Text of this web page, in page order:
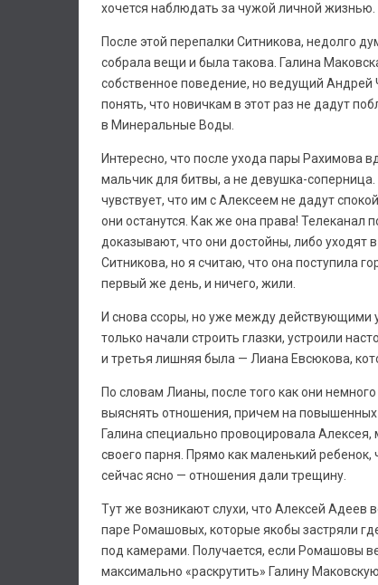
хочется наблюдать за чужой личной жизнью.
После этой перепалки Ситникова, недолго
собрала вещи и была такова. Галина
собственное поведение, но ведущий Андрей
понять, что новичкам в этот раз не дадут
в Минеральные Воды.
Интересно, что после ухода пары Рахимова
мальчик для битвы, а не девушка-
чувствует, что им с Алексеем не дадут
они останутся. Как же она права! Телеканал
доказывают, что они достойны, либо уходят
Ситникова, но я считаю, что она поступила
первый же день, и ничего, жили.
И снова ссоры, но уже между действующими
только начали строить глазки, устроили
и третья лишняя была — Лиана Евсюкова,
По словам Лианы, после того как они
выяснять отношения, причем на
Галина специально провоцировала
своего парня. Прямо как маленький
сейчас ясно — отношения дали трещину.
Тут же возникают слухи, что Алексей Адеев
паре Ромашовых, которые якобы застряли
под камерами. Получается, если Ромашовы
максимально «раскрутить» Галину